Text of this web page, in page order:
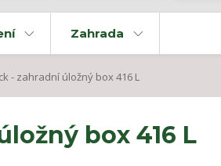
Zahrada
- zahradní úložný box 416 L
box 416 L